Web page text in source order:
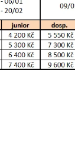
13 800 Kč
7 900 Kč
9 900 Kč